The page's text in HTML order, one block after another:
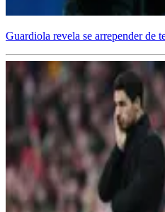
Guardiola revela se arrepender de